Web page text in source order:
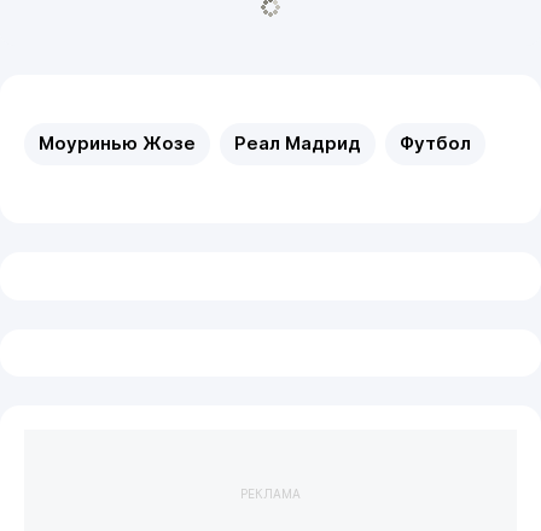
Моуринью Жозе Реал Мадрид Футбол
РЕКЛАМА